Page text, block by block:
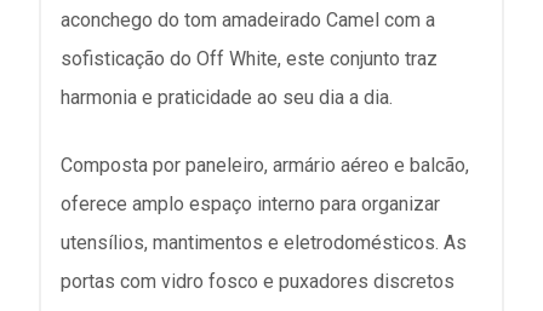
aconchego do tom amadeirado Camel com a
sofisticação do Off White, este conjunto traz
harmonia e praticidade ao seu dia a dia.
Composta por paneleiro, armário aéreo e balcão,
oferece amplo espaço interno para organizar
utensílios, mantimentos e eletrodomésticos. As
portas com vidro fosco e puxadores discretos